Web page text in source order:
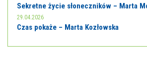
Sekretne życie słoneczników – Marta
29.04.2026
Czas pokaże – Marta Kozłowska